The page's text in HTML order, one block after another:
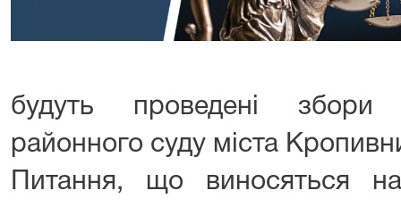
будуть проведені збори
районного суду міста
Питання, що виносяться